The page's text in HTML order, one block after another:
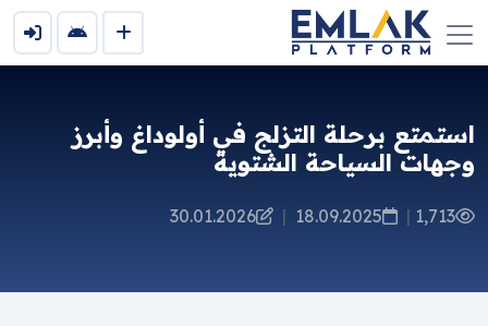
استمتع برحلة التزلج في أولوداغ وأبرز
وجهات السياحة الشتوية
1,713
|
18.09.2025
|
30.01.2026